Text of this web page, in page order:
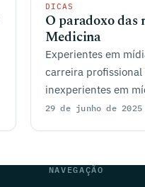
DICAS
O paradoxo das
Medicina
Experientes em
carreira profissional
inexperientes em
acontecendo?
29 de junho de 2025
NAVEGAÇÃO